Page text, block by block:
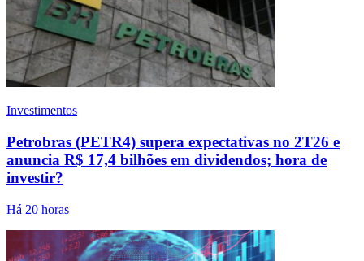
Investimentos
Petrobras (PETR4) supera expectativas no 2T26 e
anuncia R$ 17,4 bilhões em dividendos; hora de
investir?
Há 20 horas